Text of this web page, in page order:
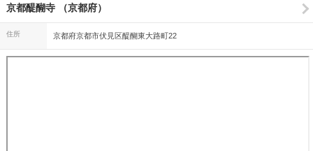
京都醍醐寺 （京都府）
住所 京都府京都市伏見区醍醐東大路町22